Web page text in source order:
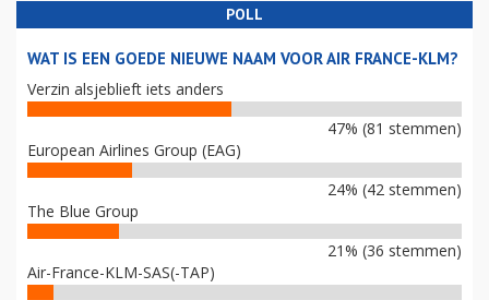
POLL
WAT IS EEN GOEDE NIEUWE NAAM VOOR AIR FRANCE-KLM?
Verzin alsjeblieft iets anders
47% (81 stemmen)
European Airlines Group (EAG)
24% (42 stemmen)
The Blue Group
21% (36 stemmen)
Air-France-KLM-SAS(-TAP)